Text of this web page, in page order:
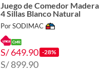
Juego de Comedor Madera
4 Sillas Blanco Natural
Por SODIMAC
S/ 649.90 -28%
S/ 899.90